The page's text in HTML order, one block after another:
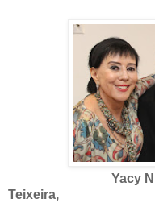
Yacy
Teixeira,